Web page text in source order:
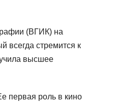
(ВГИК) на
всегда стремится к
высшее
первая роль в кино